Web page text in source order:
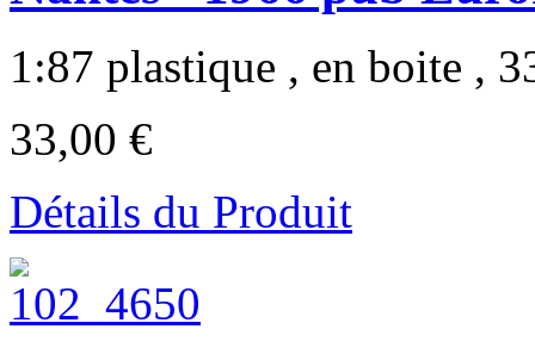
1:87 plastique , en boite ,
33,00 €
Détails du Produit